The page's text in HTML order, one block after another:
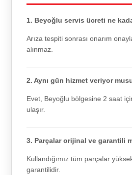
1. Beyoğlu servis ücreti ne
Arıza tespiti sonrası onarım
alınmaz.
2. Aynı gün hizmet veriyor
Evet, Beyoğlu bölgesine 2 saat
ulaşır.
3. Parçalar orijinal ve garantili
Kullandığımız tüm parçalar
garantilidir.